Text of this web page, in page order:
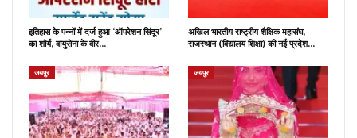
इतिहास के पन्नों में दर्ज हुआ ‘ऑपरेशन सिंदूर’
का शौर्य, वायुसेना के वीर…
अखिल भारतीय राष्ट्रीय शैक्षिक महासंघ,
राजस्थान (विद्यालय शिक्षा) की नई प्रदेश…
जयपुर जयपुर